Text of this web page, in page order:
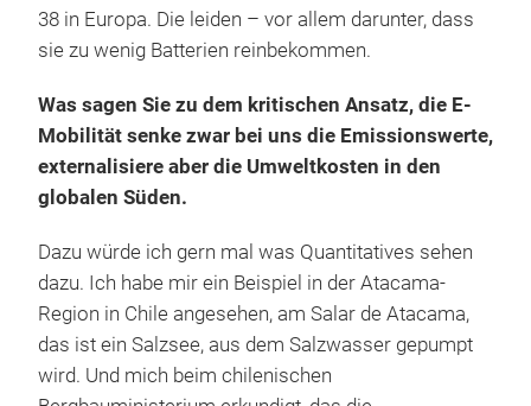
38 in Europa. Die leiden – vor allem darunter, dass
sie zu wenig Batterien reinbekommen.
Was sagen Sie zu dem kritischen Ansatz, die E-
Mobilität senke zwar bei uns die Emissionswerte,
externalisiere aber die Umweltkosten in den
globalen Süden.
Dazu würde ich gern mal was Quantitatives sehen
dazu. Ich habe mir ein Beispiel in der Atacama-
Region in Chile angesehen, am Salar de Atacama,
das ist ein Salzsee, aus dem Salzwasser gepumpt
wird. Und mich beim chilenischen